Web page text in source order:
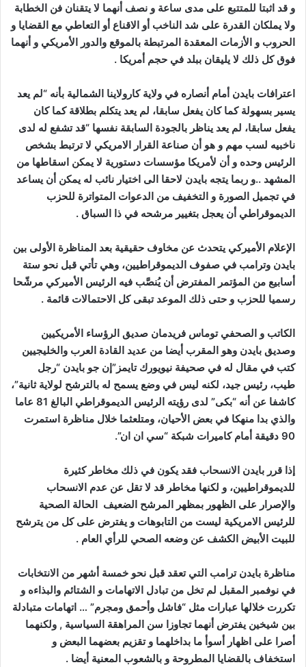
و قد اثبتا للمتتبع على مدى ساعة و نصف أنهما لا يتقنان فن الخطابة
ولا يملكان القدرة على شد الناخب أو الاقناع أو التعاطي مع القضايا و
الحروب و الأزمات المعقدة المرتبطة بالموقع والدور الأمريكي و أنهما
فوق كل ذلك لا يليقان ببلد في حجم أمريكا .
اعترافات بايدن أمام أنصاره في ولاية كارولاينا الشمالية بأنه “لم يعد
يسير بسهولة كما كان يفعل سابقا، لم يعد يتكلم بطلاقة كما كان
يفعل سابقا، لم يعد يناظر بالجودة السابقة نفسها “قد تشفع له لدى
ناخبيه لسب مهم و هو أن صناعة القرار الامريكي لا ترتبط بشخص
الرئيس وحده و أن لأمريكا مؤسسات دستورية لا يمكن اسقاطها من
المشهد ..و ربما يتجه بايدن لاحقا الى اختيار نائب له يمكن أن يساعد
في تجميل الصورة و التخفيف من الدعوات المتواترة للحزب
الديموقراطي أن يعجل بتغيير مرشحه في ذا السباق .
الإعلام الأميركي يتحدث عن مخاوف حقيقية بعد المناظرة الأولى بين
بايدن وترامب في صفوف الديموقراطيين، وهي تأتي قبل نحو ستة
أسابيع من المؤتمر المفترض أن يُنصَّب فيه الرئيس الأميركي مرشّحا
رسميا للحزب و حتى ذلك الموعد تبقى كل الاحتمالات قائمة .
الكاتب و الصحفي توماس فريدمان صديق الرؤساء الأمريكيين
وصديق بايدن وهو المقرب أيضا من عديد القادة العرب والخليجيين
كتب في مقال له في صحيفة نيويورك تايمز”إن جو بايدن “رجل
طيب، رئيس جيد، لكنه ليس في وضع يسمح له بالترشح لولاية ثانية”،
كاشفا عن أنه “بكى” لدى رؤيته الرئيس الديموقراطي البالغ 81 عاما
والذي بدا منهكا في بعض الأحيان، ومتلعثما خلال مناظرة استمرت
90 دقيقة أمام كاميرات شبكة “سي ان ان”.
إذا قرر بايدن الانسحاب فقد يكون في ذلك مخاطر كثيرة
للديموقراطيين، و لكنها مخاطر قد لا تقل عن عدم الانسحاب
والإصرار على الظهور بمظهر المرشح الضعيف الحالة الصحية
للرئيس الامريكية ليست من التابوهات و يفترض على كل من يترشح
للبيت الأبيض الكشف عن وضعه الصحي للرأي العام .
مناظرة بايدن ترامب التي تعقد قبل نحو خمسة أشهر من الانتخابات
في نوفمبر المقبل لم تخل من تبادل الاتهامات و الشتائم والبذاءه و
تكررت خلالها عبارات مثل “فاشل وأحمق ومجرم” … اتهامات متبادلة
بين شيخين يفترض أنهما تجاوزا سن المراهقة السياسية , ولكنهما
أصرا على اظهار أسوأ ما بداخلهما و تقزيم بعضهما البعض و
استخفاف بالقضايا المطروحة و بالشعوب المعنية أيضا .